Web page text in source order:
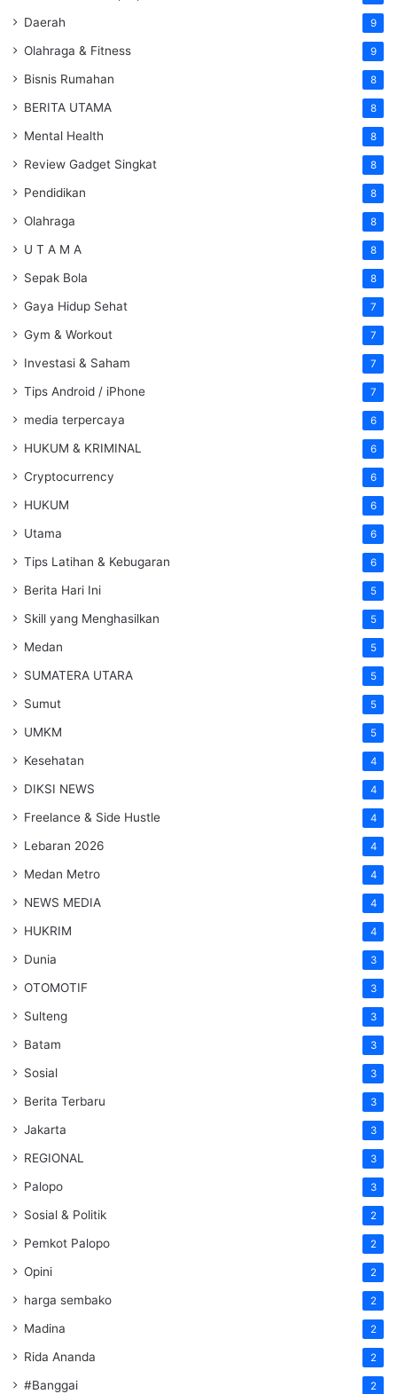
Daerah 9
Olahraga & Fitness 9
Bisnis Rumahan 8
BERITA UTAMA 8
Mental Health 8
Review Gadget Singkat 8
Pendidikan 8
Olahraga 8
U T A M A 8
Sepak Bola 8
Gaya Hidup Sehat 7
Gym & Workout 7
Investasi & Saham 7
Tips Android / iPhone 7
media terpercaya 6
HUKUM & KRIMINAL 6
Cryptocurrency 6
HUKUM 6
Utama 6
Tips Latihan & Kebugaran 6
Berita Hari Ini 5
Skill yang Menghasilkan 5
Medan 5
SUMATERA UTARA 5
Sumut 5
UMKM 5
Kesehatan 4
DIKSI NEWS 4
Freelance & Side Hustle 4
Lebaran 2026 4
Medan Metro 4
NEWS MEDIA 4
HUKRIM 4
Dunia 3
OTOMOTIF 3
Sulteng 3
Batam 3
Sosial 3
Berita Terbaru 3
Jakarta 3
REGIONAL 3
Palopo 3
Sosial & Politik 2
Pemkot Palopo 2
Opini 2
harga sembako 2
Madina 2
Rida Ananda 2
#Banggai 2